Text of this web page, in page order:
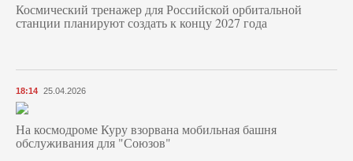
Космический тренажер для Российской орбитальной
станции планируют создать к концу 2027 года
18:14 25.04.2026
На космодроме Куру взорвана мобильная башня
обслуживания для "Союзов"